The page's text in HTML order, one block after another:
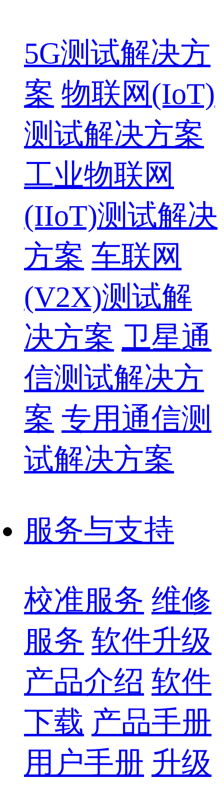
5G测试解决方
案 物联网(IoT)
测试解决方案
工业物联网
(IIoT)测试解决
方案 车联网
(V2X)测试解
决方案 卫星通
信测试解决方
案 专用通信测
试解决方案
服务与支持
校准服务 维修
服务 软件升级
产品介绍 软件
下载 产品手册
用户手册 升级